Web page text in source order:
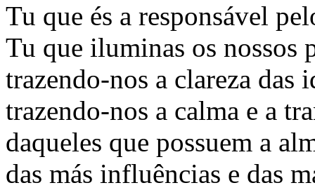
Tu que és a responsável
Tu que iluminas os nossos
trazendo-nos a clareza das
trazendo-nos a calma e a
daqueles que possuem a
das más influências e das